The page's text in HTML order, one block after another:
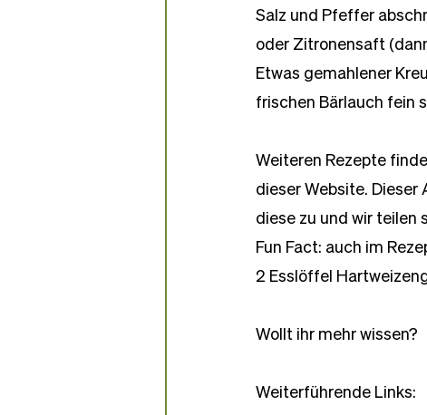
Salz und Pfeffer
oder Zitronensaft
Etwas gemahlener
frischen Bärlauch fein
Weiteren Rezepte
dieser Website.
diese zu und wir teilen
Fun Fact: auch im
2 Esslöffel
Wollt ihr mehr wissen?
Weiterführende Links: